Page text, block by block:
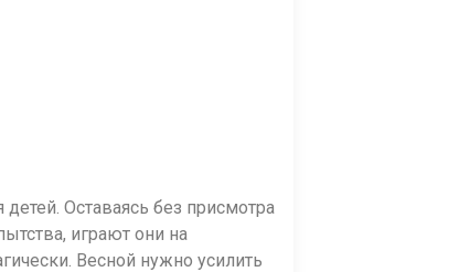
Оставаясь без присмотра
играют они на
Весной нужно усилить